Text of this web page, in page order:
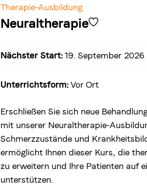
Therapie-Ausbildung
Neuraltherapie
Nächster Start:19. September 2026
Unterrichtsform:Vor Ort
Erschließen Sie sich neue
mit unserer Neuraltherapie-
Schmerzzustände und
ermöglicht Ihnen dieser Kurs, die
zu erweitern und Ihre Patienten auf
unterstützen.